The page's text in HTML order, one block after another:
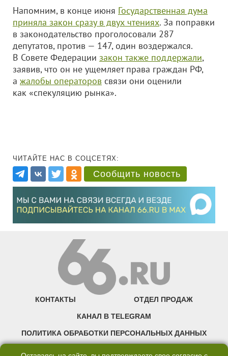
Напомним, в конце июня Государственная дума
приняла закон сразу в двух чтениях. За поправки
в законодательство проголосовали 287
депутатов, против — 147, один воздержался.
В Совете Федерации закон также поддержали,
заявив, что он не ущемляет права граждан РФ,
а жалобы операторов связи они оценили
как «спекуляцию рынка».
ЧИТАЙТЕ НАС В СОЦСЕТЯХ:
Сообщить новость
КОНТАКТЫ ОТДЕЛ ПРОДАЖ
КАНАЛ В TELEGRAM
ПОЛИТИКА ОБРАБОТКИ ПЕРСОНАЛЬНЫХ ДАННЫХ